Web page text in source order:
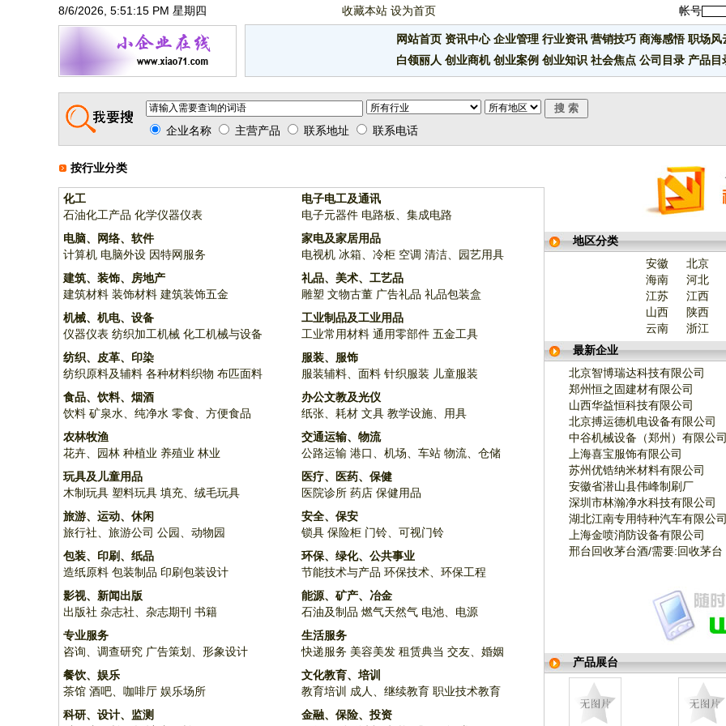
8/6/2026, 5:51:16 PM 星期四 收藏本站 设为首页 帐号
网站首页 资讯中心 企业管理 行业资讯 营销技巧 商海感悟 职场风
白领丽人 创业商机 创业案例 创业知识 社会焦点 公司目录 产品目
企业名称 主营产品 联系地址 联系电话
按行业分类
化工
石油化工产品 化学仪器仪表
电子电工及通讯
电子元器件 电路板、集成电路
电脑、网络、软件
计算机 电脑外设 因特网服务
家电及家居用品
电视机 冰箱、冷柜 空调 清洁、园艺用具
建筑、装饰、房地产
建筑材料 装饰材料 建筑装饰五金
礼品、美术、工艺品
雕塑 文物古董 广告礼品 礼品包装盒
机械、机电、设备
仪器仪表 纺织加工机械 化工机械与设备
工业制品及工业用品
工业常用材料 通用零部件 五金工具
纺织、皮革、印染
纺织原料及辅料 各种材料织物 布匹面料
服装、服饰
服装辅料、面料 针织服装 儿童服装
食品、饮料、烟酒
饮料 矿泉水、纯净水 零食、方便食品
办公文教及光仪
纸张、耗材 文具 教学设施、用具
农林牧渔
花卉、园林 种植业 养殖业 林业
交通运输、物流
公路运输 港口、机场、车站 物流、仓储
玩具及儿童用品
木制玩具 塑料玩具 填充、绒毛玩具
医疗、医药、保健
医院诊所 药店 保健用品
旅游、运动、休闲
旅行社、旅游公司 公园、动物园
安全、保安
锁具 保险柜 门铃、可视门铃
包装、印刷、纸品
造纸原料 包装制品 印刷包装设计
环保、绿化、公共事业
节能技术与产品 环保技术、环保工程
影视、新闻出版
出版社 杂志社、杂志期刊 书籍
能源、矿产、冶金
石油及制品 燃气天然气 电池、电源
专业服务
咨询、调查研究 广告策划、形象设计
生活服务
快递服务 美容美发 租赁典当 交友、婚姻
餐饮、娱乐
茶馆 酒吧、咖啡厅 娱乐场所
文化教育、培训
教育培训 成人、继续教育 职业技术教育
科研、设计、监测
金融、保险、投资
地区分类
安徽
北京
海南
河北
江苏
江西
山西
陕西
云南
浙江
最新企业
北京智博瑞达科技有限公司
郑州恒之固建材有限公司
山西华益恒科技有限公司
北京搏运德机电设备有限公司
中谷机械设备（郑州）有限公
上海喜宝服饰有限公司
苏州优锆纳米材料有限公司
安徽省潜山县伟峰制刷厂
深圳市林瀚净水科技有限公司
湖北江南专用特种汽车有限公
上海金喷消防设备有限公司
邢台回收茅台酒/需要:回收茅台
产品展台